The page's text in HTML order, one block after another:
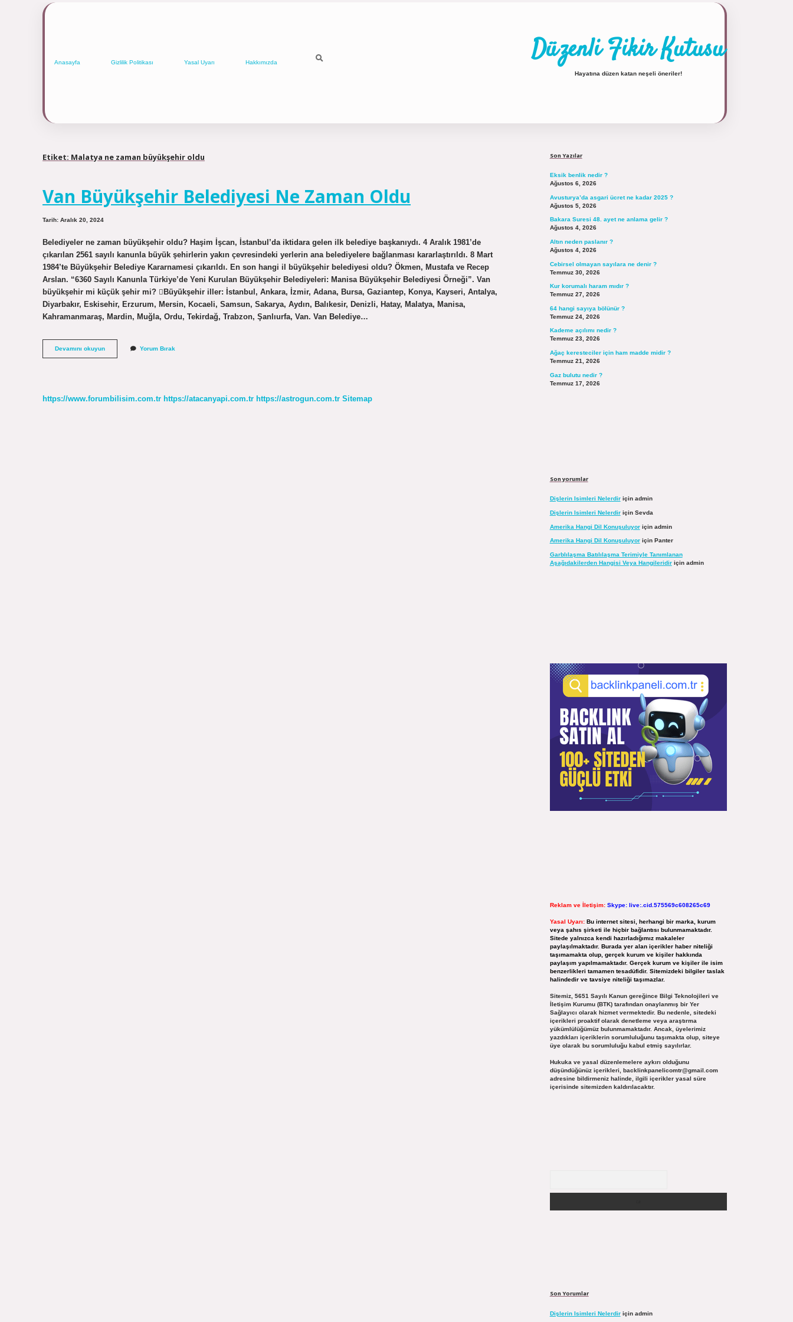
Anasayfa Gizlilik Politikası Yasal Uyarı Hakkımızda Düzenli Fikir Kutusu
Hayatına düzen katan neşeli öneriler!
Etiket: Malatya ne zaman büyükşehir oldu
Van Büyükşehir Belediyesi Ne Zaman Oldu
Tarih: Aralık 20, 2024
Belediyeler ne zaman büyükşehir oldu? Haşim İşcan, İstanbul’da iktidara gelen ilk belediye başkanıydı. 4 Aralık 1981’de
çıkarılan 2561 sayılı kanunla büyük şehirlerin yakın çevresindeki yerlerin ana belediyelere bağlanması kararlaştırıldı. 8 Mart
1984’te Büyükşehir Belediye Kararnamesi çıkarıldı. En son hangi il büyükşehir belediyesi oldu? Ökmen, Mustafa ve Recep
Arslan. “6360 Sayılı Kanunla Türkiye’de Yeni Kurulan Büyükşehir Belediyeleri: Manisa Büyükşehir Belediyesi Örneği”. Van
büyükşehir mi küçük şehir mi? Büyükşehir iller: İstanbul, Ankara, İzmir, Adana, Bursa, Gaziantep, Konya, Kayseri, Antalya,
Diyarbakır, Eskisehir, Erzurum, Mersin, Kocaeli, Samsun, Sakarya, Aydın, Balıkesir, Denizli, Hatay, Malatya, Manisa,
Kahramanmaraş, Mardin, Muğla, Ordu, Tekirdağ, Trabzon, Şanlıurfa, Van. Van Belediye…
Devamını okuyunVan
Büyükşehir
Yorum Bırak
https://www.forumbilisim.com.tr https://atacanyapi.com.tr https://astrogun.com.tr Sitemap
Son Yazılar
Eksik benlik nedir ?
Ağustos 6, 2026
Avusturya’da asgari ücret ne kadar 2025 ?
Ağustos 5, 2026
Bakara Suresi 48. ayet ne anlama gelir ?
Ağustos 4, 2026
Altın neden paslanır ?
Ağustos 4, 2026
Cebirsel olmayan sayılara ne denir ?
Temmuz 30, 2026
Kur korumalı haram mıdır ?
Temmuz 27, 2026
64 hangi sayıya bölünür ?
Temmuz 24, 2026
Kademe açılımı nedir ?
Temmuz 23, 2026
Ağaç keresteciler için ham madde midir ?
Temmuz 21, 2026
Gaz bulutu nedir ?
Temmuz 17, 2026
Son yorumlar
Dişlerin Isimleri Nelerdiriçin admin
Dişlerin Isimleri Nelerdiriçin Sevda
Amerika Hangi Dil Konuşuluyoriçin admin
Amerika Hangi Dil Konuşuluyoriçin Panter
Garblılaşma Batılılaşma Terimiyle Tanımlanan
Aşağıdakilerden Hangisi Veya Hangileridiriçin admin
Reklam ve İletişim: Skype: live:.cid.575569c608265c69
Yasal Uyarı: Bu internet sitesi, herhangi bir marka, kurum
veya şahıs şirketi ile hiçbir bağlantısı bulunmamaktadır.
Sitede yalnızca kendi hazırladığımız makaleler
paylaşılmaktadır. Burada yer alan içerikler haber niteliği
taşımamakta olup, gerçek kurum ve kişiler hakkında
paylaşım yapılmamaktadır. Gerçek kurum ve kişiler ile isim
benzerlikleri tamamen tesadüfidir. Sitemizdeki bilgiler taslak
halindedir ve tavsiye niteliği taşımazlar.
Sitemiz, 5651 Sayılı Kanun gereğince Bilgi Teknolojileri ve
İletişim Kurumu (BTK) tarafından onaylanmış bir Yer
Sağlayıcı olarak hizmet vermektedir. Bu nedenle, sitedeki
içerikleri proaktif olarak denetleme veya araştırma
yükümlülüğümüz bulunmamaktadır. Ancak, üyelerimiz
yazdıkları içeriklerin sorumluluğunu taşımakta olup, siteye
üye olarak bu sorumluluğu kabul etmiş sayılırlar.
Hukuka ve yasal düzenlemelere aykırı olduğunu
düşündüğünüz içerikleri, backlinkpanelicomtr@gmail.com
adresine bildirmeniz halinde, ilgili içerikler yasal süre
içerisinde sitemizden kaldırılacaktır.
Son Yorumlar
Dişlerin Isimleri Nelerdiriçin admin